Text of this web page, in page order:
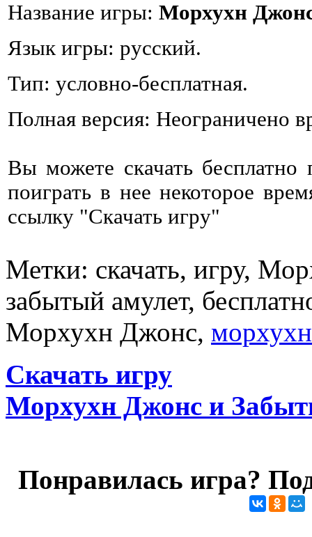
Название игры: Морхухн
Язык игры: русский.
Тип: условно-бесплатная.
Полная версия: Неограничено
Вы можете скачать
поиграть в нее некоторое
ссылку "Скачать игру"
Метки: скачать, игру,
забытый амулет,
Морхухн Джонс, морхухн
Скачать игру
Морхухн Джонс и
Понравилась игра?